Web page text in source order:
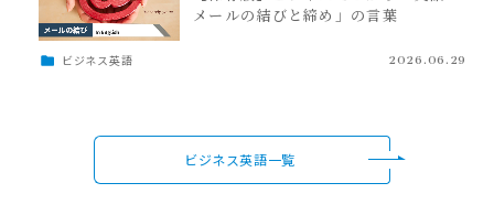
ビジネス英語一覧
メールの結びと締め」の言葉
ビジネス英語 2026.06.29